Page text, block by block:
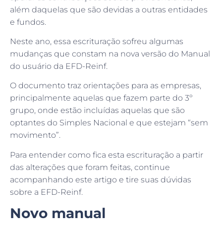
além daquelas que são devidas a outras entidades
e fundos.
Neste ano, essa escrituração sofreu algumas
mudanças que constam na nova versão do Manual
do usuário da EFD-Reinf.
O documento traz orientações para as empresas,
principalmente aquelas que fazem parte do 3º
grupo, onde estão incluídas aquelas que são
optantes do Simples Nacional e que estejam “sem
movimento”.
Para entender como fica esta escrituração a partir
das alterações que foram feitas, continue
acompanhando este artigo e tire suas dúvidas
sobre a EFD-Reinf.
Novo manual